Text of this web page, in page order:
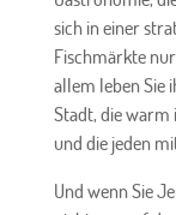
sich in einer
Fischmärkte
allem leben Sie
Stadt, die warm
und die jeden
Und wenn Sie